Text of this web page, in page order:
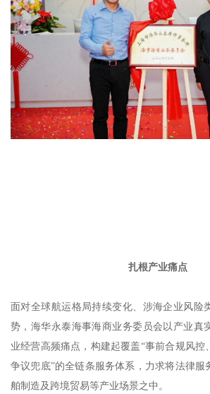
扎根产业痛点
面对全球航运格局持续变化、涉海企业风险
势，海华永泰海事海商业务委员会以产业真
业经营高频痛点，构建起覆盖“事前合规风控
争议兜底”的全链条服务体系，力求将法律服
舶制造及跨境贸易等产业场景之中。